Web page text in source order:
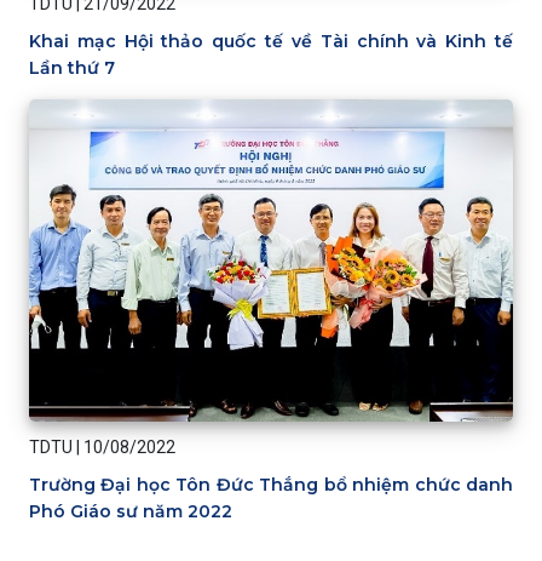
Khai mạc Hội thảo quốc tế về Tài chính và Kinh tế
Lần thứ 7
TDTU 10/08/2022
Trường Đại học Tôn Đức Thắng bổ nhiệm chức danh
Phó Giáo sư năm 2022